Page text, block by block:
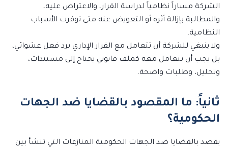
الشركة مساراً نظامياً لدراسة القرار، والاعتراض عليه،
والمطالبة بإزالة أثره أو التعويض عنه متى توفرت الأسباب
النظامية.
ولا ينبغي للشركة أن تتعامل مع القرار الإداري برد فعل عشوائي،
بل يجب أن تتعامل معه كملف قانوني يحتاج إلى مستندات،
وتحليل، وطلبات واضحة.
ثانياً: ما المقصود بالقضايا ضد الجهات
الحكومية؟
يقصد بالقضايا ضد الجهات الحكومية المنازعات التي تنشأ بين